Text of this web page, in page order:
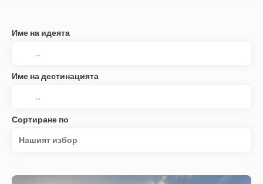
Име на идеята
Име на дестинацията
Сортиране по
Нашият избор